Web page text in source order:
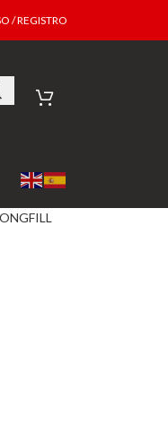
/ REGISTRO